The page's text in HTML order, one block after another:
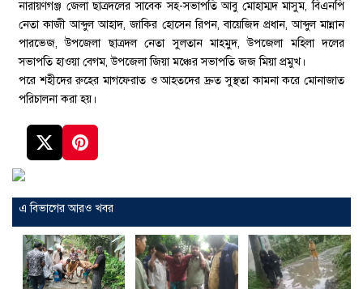
নারায়ণগঞ্জ জেলা ছাত্রদলের সাবেক সহ-সভাপতি আবু মোহাম্মদ মাসুম, বিএনপি
নেতা কাজী আব্দুল আহাদ, জাকির হোসেন রিপন, বায়েজিদ প্রধান, আব্দুল মান্নান
পারভেজ, উপজেলা ছাত্রদল নেতা সুলতান মাহমুদ, উপজেলা মহিলা দলের
সভাপতি হাওয়া বেগম, উপজেলা জিয়া মঞ্চের সভাপতি জজ মিয়া প্রমুখ।
পরে শহীদের রুহের মাগফেরাত ও আহতদের দ্রুত সুস্থতা কামনা করে মোনাজাত
পরিচালনা করা হয়।
এ বিভাগের আরও খবর